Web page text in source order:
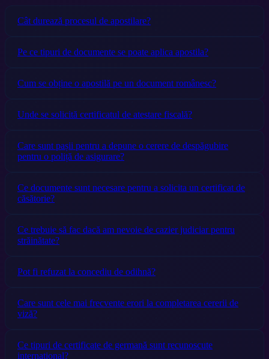
Cât durează procesul de apostilare?
Pe ce tipuri de documente se poate aplica apostila?
Cum se obține o apostilă pe un document românesc?
Unde se solicită certificatul de atestare fiscală?
Care sunt pașii pentru a depune o cerere de despăgubire
pentru o poliță de asigurare?
Ce documente sunt necesare pentru a solicita un certificat de
căsătorie?
Ce trebuie să fac dacă am nevoie de cazier judiciar pentru
străinătate?
Pot fi refuzat la concediu de odihnă?
Care sunt cele mai frecvente erori la completarea cererii de
viză?
Ce tipuri de certificate de germană sunt recunoscute
internațional?